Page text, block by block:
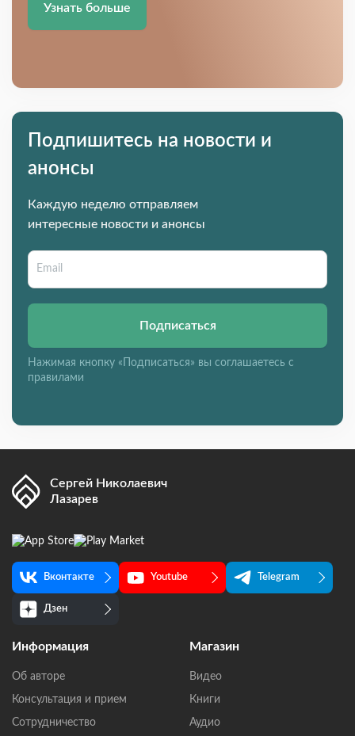
Узнать больше
Подпишитесь на новости и
анонсы
Каждую неделю отправляем
интересные новости и анонсы
Подписаться
Нажимая кнопку «Подписаться» вы соглашаетесь с
правилами
Сергей Николаевич
Лазарев
Вконтакте Youtube Telegram
Дзен
Информация
Об авторе
Консультация и прием
Сотрудничество
Магазин
Видео
Книги
Аудио